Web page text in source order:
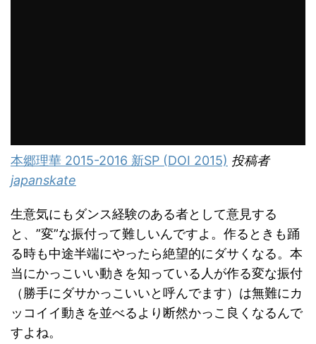
本郷理華 2015-2016 新SP (DOI 2015) 投稿者
japanskate
生意気にもダンス経験のある者として意見する
と、”変”な振付って難しいんですよ。作るときも踊
る時も中途半端にやったら絶望的にダサくなる。本
当にかっこいい動きを知っている人が作る変な振付
（勝手にダサかっこいいと呼んでます）は無難にカ
ッコイイ動きを並べるより断然かっこ良くなるんで
すよね。